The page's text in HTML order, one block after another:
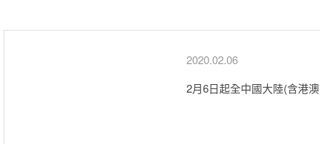
2020.02.06
2月6日起全中國大陸(含港